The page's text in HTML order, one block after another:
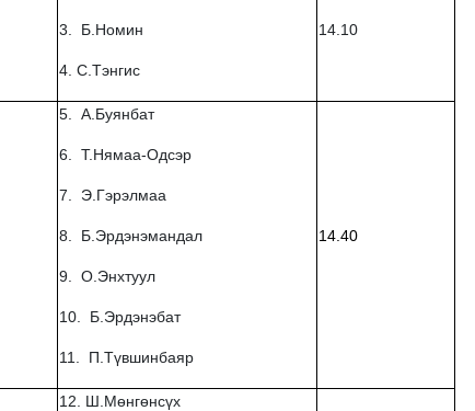
3. Б.Номин
4. С.Тэнгис
14.10
5. А.Буянбат
6. Т.Нямаа-Одсэр
7. Э.Гэрэлмаа
8. Б.Эрдэнэмандал
9. О.Энхтуул
10. Б.Эрдэнэбат
11. П.Түвшинбаяр
14.40
12. Ш.Мөнгөнсүх